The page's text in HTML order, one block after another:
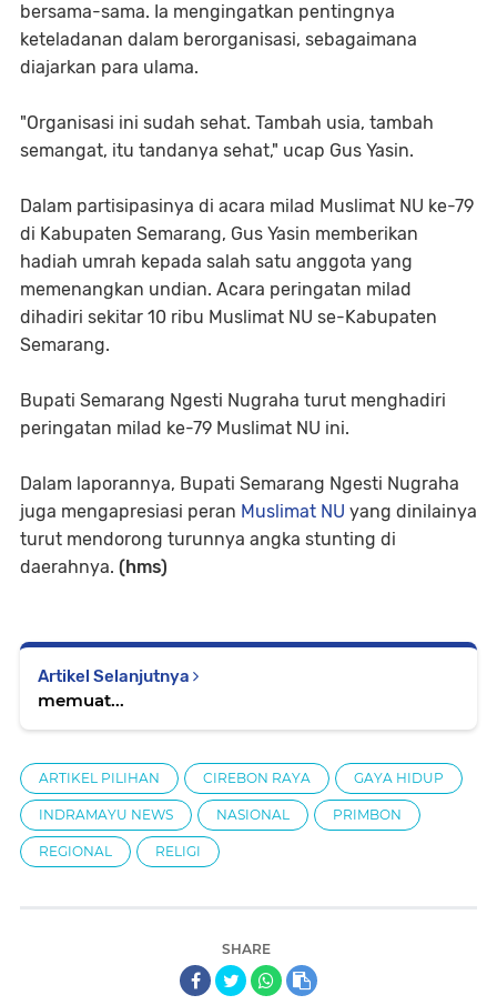
bersama-sama. Ia mengingatkan pentingnya
keteladanan dalam berorganisasi, sebagaimana
diajarkan para ulama.
"Organisasi ini sudah sehat. Tambah usia, tambah
semangat, itu tandanya sehat," ucap Gus Yasin.
Dalam partisipasinya di acara milad Muslimat NU ke-79
di Kabupaten Semarang, Gus Yasin memberikan
hadiah umrah kepada salah satu anggota yang
memenangkan undian. Acara peringatan milad
dihadiri sekitar 10 ribu Muslimat NU se-Kabupaten
Semarang.
Bupati Semarang Ngesti Nugraha turut menghadiri
peringatan milad ke-79 Muslimat NU ini.
Dalam laporannya, Bupati Semarang Ngesti Nugraha
juga mengapresiasi peran Muslimat NU yang dinilainya
turut mendorong turunnya angka stunting di
daerahnya. (hms)
Artikel Selanjutnya
memuat...
ARTIKEL PILIHAN CIREBON RAYA GAYA HIDUP
INDRAMAYU NEWS NASIONAL PRIMBON
REGIONAL RELIGI
SHARE